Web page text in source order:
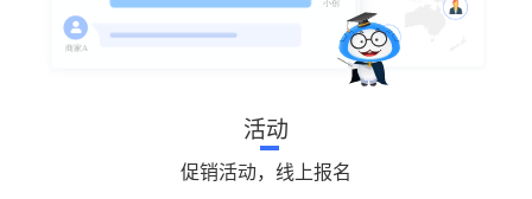
活动
促销活动，线上报名